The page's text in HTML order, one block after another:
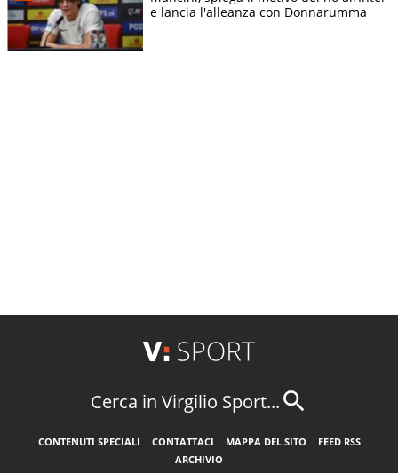
e lancia l'alleanza con Donnarumma
Cerca in Virgilio Sport...
CONTENUTI SPECIALI CONTATTACI MAPPA DEL SITO
FEED RSS
ARCHIVIO